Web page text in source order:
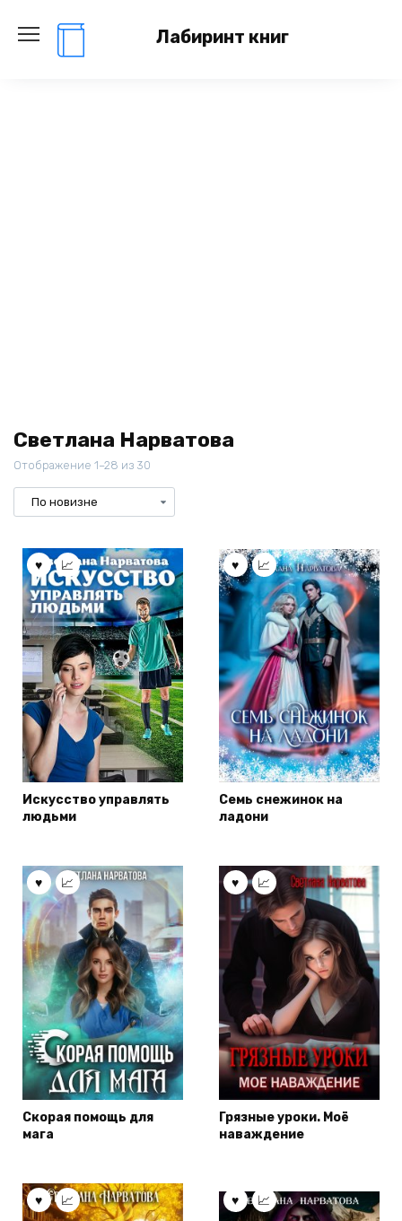
содержанию
Лабиринт книг
Светлана Нарватова
Отображение 1–28 из 30
Искусство управлять
людьми
Семь снежинок на
ладони
Скорая помощь для
мага
Грязные уроки. Моё
наваждение